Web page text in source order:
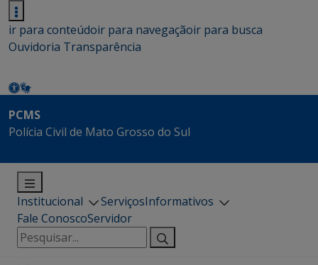
ir para conteúdoir para navegaçãoir para busca
Ouvidoria Transparência
PCMS
Polícia Civil de Mato Grosso do Sul
Institucional ServiçosInformativos
Fale ConoscoServidor
Pesquisar
por: